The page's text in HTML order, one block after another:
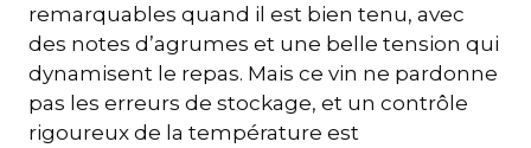
remarquables quand il est bien tenu, avec
des notes d’agrumes et une belle tension qui
dynamisent le repas. Mais ce vin ne pardonne
pas les erreurs de stockage, et un contrôle
rigoureux de la température est